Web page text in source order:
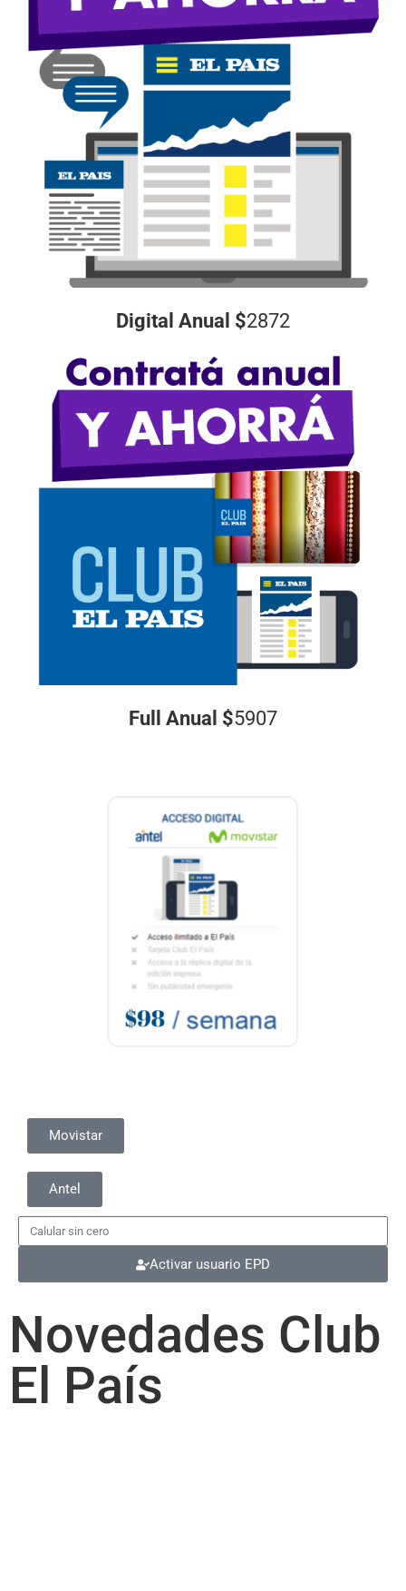
Digital Anual $2872
Full Anual $5907
Movistar
Antel
Activar usuario EPD
Novedades Club
El País